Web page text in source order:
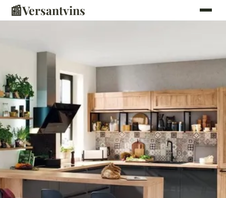
📰Versantvins